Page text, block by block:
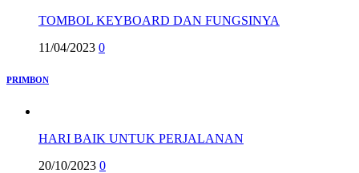
TOMBOL KEYBOARD DAN FUNGSINYA
11/04/2023 0
PRIMBON
HARI BAIK UNTUK PERJALANAN
20/10/2023 0